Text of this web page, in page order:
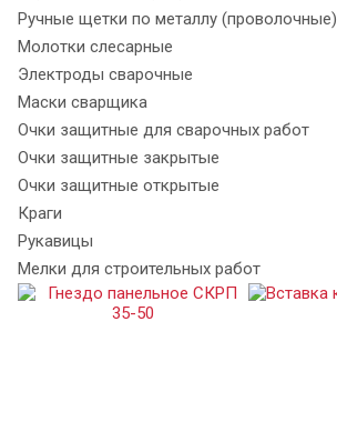
Ручные щетки по металлу (проволочные)
Молотки слесарные
Электроды сварочные
Маски сварщика
Очки защитные для сварочных работ
Очки защитные закрытые
Очки защитные открытые
Краги
Рукавицы
Мелки для строительных работ